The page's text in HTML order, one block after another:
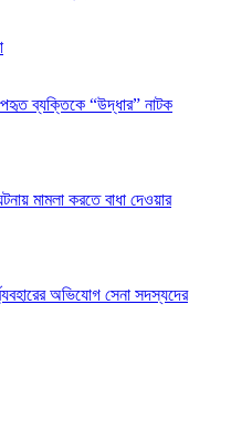
ব্যক্তিকে “উদ্ধার” নাটক
মামলা করতে বাধা দেওয়ার
অভিযোগ সেনা সদস্যদের